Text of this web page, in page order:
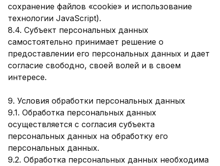
сохранение файлов «cookie» и использование
технологии JavaScript).
8.4. Субъект персональных данных
самостоятельно принимает решение о
предоставлении его персональных данных и дает
согласие свободно, своей волей и в своем
интересе.
9. Условия обработки персональных данных
9.1. Обработка персональных данных
осуществляется с согласия субъекта
персональных данных на обработку его
персональных данных.
9.2. Обработка персональных данных необходима